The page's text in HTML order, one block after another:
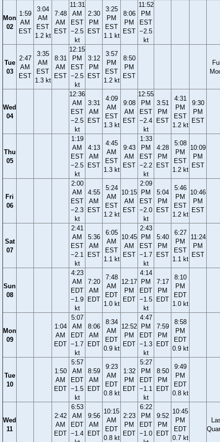
Mon
02
1:59
AM
EST
3:04
AM
EST
1.2 kt
7:48
AM
EST
11:31
AM
EST
−2.5
kt
2:30
PM
EST
3:25
PM
EST
1.1 kt
8:06
PM
EST
11:52
PM
EST
−2.5
kt
Tue
03
2:47
AM
EST
3:35
AM
EST
1.3 kt
8:31
AM
EST
12:15
PM
EST
−2.5
kt
3:12
PM
EST
3:57
PM
EST
1.2 kt
8:50
PM
EST
Wed
04
12:36
AM
EST
−2.5
kt
3:31
AM
EST
4:09
AM
EST
1.3 kt
9:08
AM
EST
12:55
PM
EST
−2.4
kt
3:51
PM
EST
4:31
PM
EST
1.2 kt
9:30
PM
EST
Thu
05
1:19
AM
EST
−2.5
kt
4:13
AM
EST
4:45
AM
EST
1.3 kt
9:43
AM
EST
1:33
PM
EST
−2.2
kt
4:28
PM
EST
5:08
PM
EST
1.2 kt
10:09
PM
EST
Fri
06
2:00
AM
EST
−2.3
kt
4:55
AM
EST
5:24
AM
EST
1.2 kt
10:15
AM
EST
2:09
PM
EST
−2.0
kt
5:04
PM
EST
5:46
PM
EST
1.2 kt
10:46
PM
EST
Sat
07
2:41
AM
EST
−2.1
kt
5:36
AM
EST
6:05
AM
EST
1.1 kt
10:45
AM
EST
2:43
PM
EST
−1.7
kt
5:40
PM
EST
6:27
PM
EST
1.1 kt
11:24
PM
EST
Sun
08
4:23
AM
EDT
−1.9
kt
7:20
AM
EDT
7:48
AM
EDT
1.0 kt
12:17
PM
EDT
4:14
PM
EDT
−1.5
kt
7:17
PM
EDT
8:10
PM
EDT
1.0 kt
Mon
09
1:04
AM
EDT
5:07
AM
EDT
−1.7
kt
8:06
AM
EDT
8:34
AM
EDT
0.9 kt
12:52
PM
EDT
4:47
PM
EDT
−1.3
kt
7:59
PM
EDT
8:58
PM
EDT
0.9 kt
Tue
10
1:50
AM
EDT
5:57
AM
EDT
−1.5
kt
8:59
AM
EDT
9:23
AM
EDT
0.8 kt
1:32
PM
EDT
5:27
PM
EDT
−1.1
kt
8:50
PM
EDT
9:49
PM
EDT
0.8 kt
Wed
11
2:42
AM
EDT
6:53
AM
EDT
−1.4
9:56
AM
EDT
10:15
AM
EDT
0.8 kt
2:23
PM
EDT
6:22
PM
EDT
−1.0
9:52
PM
EDT
10:45
PM
EDT
0.7 kt